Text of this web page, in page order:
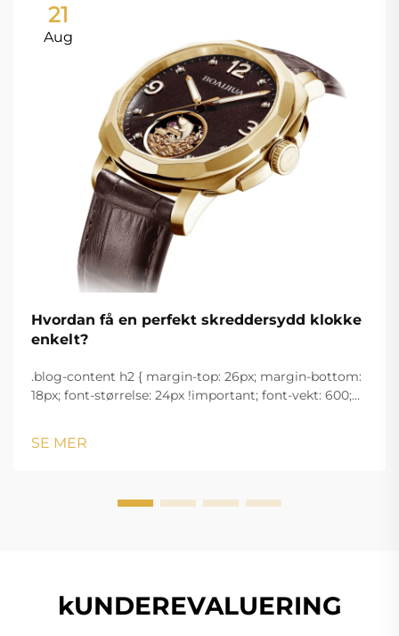
21
Aug
Hvordan få en perfekt skreddersydd klokke
enkelt?
.blog-content h2 { margin-top: 26px; margin-bottom:
18px; font-størrelse: 24px !important; font-vekt: 600;
!important; font-v...
SE MER
kUNDEREVALUERING